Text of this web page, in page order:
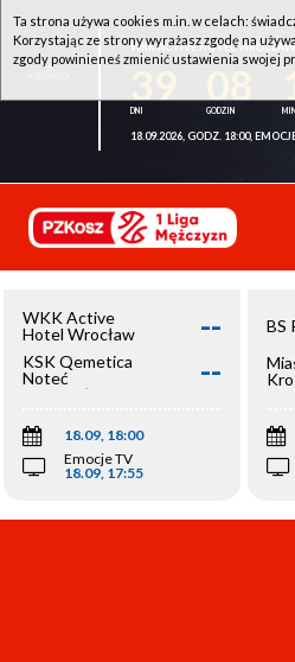
WKK ACTIVE HOTEL
18.09.2026, GODZ. 18:00,
WKK Active
Hotel Wrocław
--
KSK Qemetica
Noteć
Inowrocław
--
18.09, 18:00
Emocje TV
18.09, 17:55
BS
Ta strona używa cookies m.in. w celach:
Korzystając ze strony wyrażasz zgodę na
zgody powinieneś zmienić ustawienia swojej